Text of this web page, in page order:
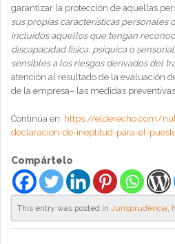
garantizar la protección de aquellas
sus propias características personales
incluidos aquellos que tengan
discapacidad física, psíquica o
sensibles a los riesgos derivados del
atención al resultado de la evaluación
de la empresa– las medidas
Continúa en: https://elderecho.com/
declaracion-de-ineptitud-para-el-
Compártelo
This entry was posted in Jurisprudencia,